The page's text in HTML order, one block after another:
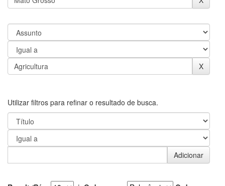
Utilizar filtros para refinar o resultado de busca.